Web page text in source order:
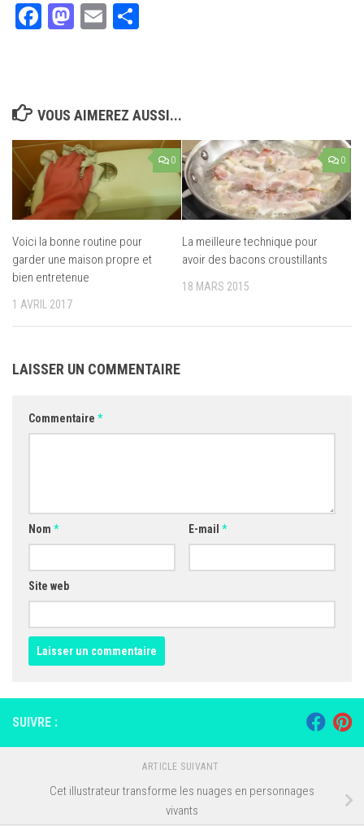
Facebook
Mastodon
Email
VOUS AIMEREZ AUSSI...
0
Voici la bonne routine pour
garder une maison propre et
bien entretenue
1 AVRIL 2017
0
La meilleure technique pour
avoir des bacons croustillants
18 MARS 2015
LAISSER UN COMMENTAIRE
Commentaire *
Nom * E-mail *
Site web
SUIVRE :
ARTICLE SUIVANT
Cet illustrateur transforme les nuages en personnages
vivants